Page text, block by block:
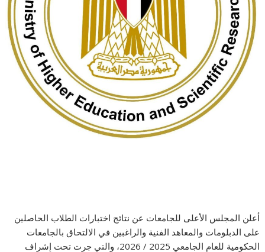
أعلن المجلس الأعلى للجامعات عن نتائج اختبارات الطلاب الحاصلين
على الدبلومات والمعاهد الفنية والراغبين في الالتحاق بالجامعات
الحكومية للعام الجامعي 2025 / 2026، والتي جرت تحت إشراف